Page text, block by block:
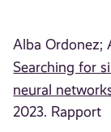
Alba Ordonez;
Searching for
neural
2023. Rapport